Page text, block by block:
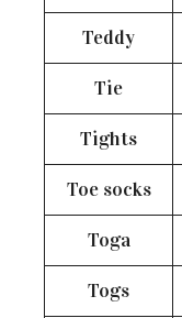
Teddy
Tie
Tights
Toe socks
Toga
Togs